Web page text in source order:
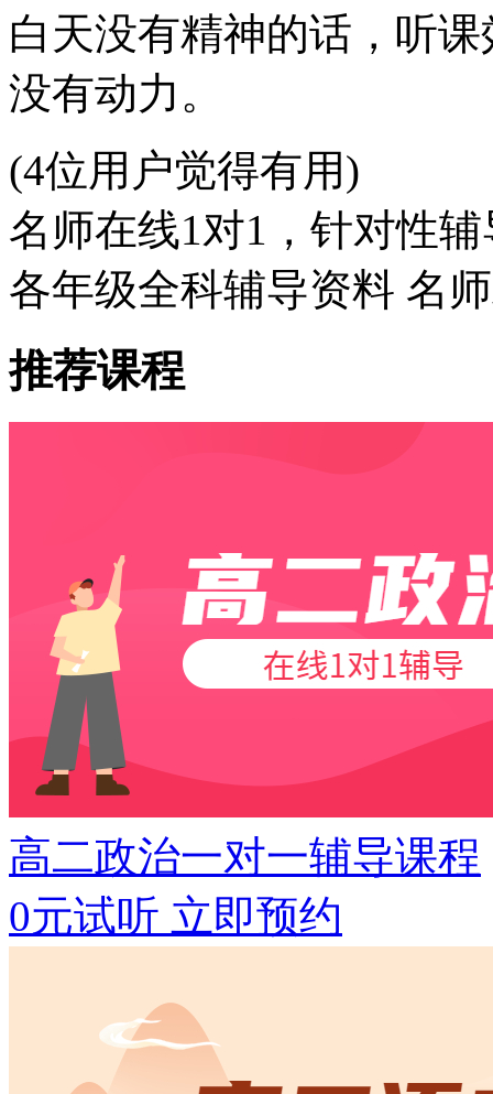
白天没有精神的话，听
没有动力。
(4位用户觉得有用)
名师在线1对1，针对性
各年级全科辅导资料 名
推荐课程
高二政治一对一辅导课程
0元试听 立即预约